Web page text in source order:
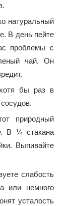
натуральный
В день пейте
проблемы с
чай. Он
бы раз в
природный
В ¼ стакана
Выпивайте
слабость
или немного
усталость